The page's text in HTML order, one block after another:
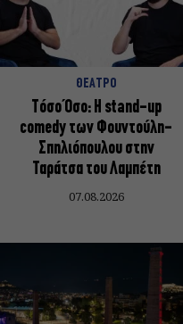
ΘΕΑΤΡΟ
Τόσο Όσο: Η stand-up
comedy των Φουντούλη-
Σπηλιόπουλου στην
Ταράτσα του Λαμπέτη
07.08.2026